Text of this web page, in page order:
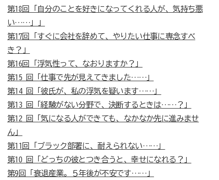
第18回「自分のことを好きになってくれる人が、気持ち悪
い……」」
第17回「すぐに会社を辞めて、やりたい仕事に専念すべ
き？」
第16回「浮気性って、なおりますか？」
第15 回「仕事で先が見えてきました……」
第14 回「彼氏が、私の浮気を疑います……」
第13 回「経験がない分野で、決断するときは……？」
第12 回「気になる人ができても、なかなか先に進みませ
ん」
第11回「ブラック部署に、耐えられない……」
第10 回「どっちの彼とつき合うと、幸せになれる？」
第9回「衰退産業。５年後が不安です……」